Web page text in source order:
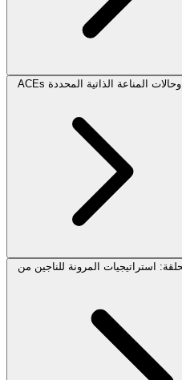
ACEs وحالات المناعة الذاتية المحددة